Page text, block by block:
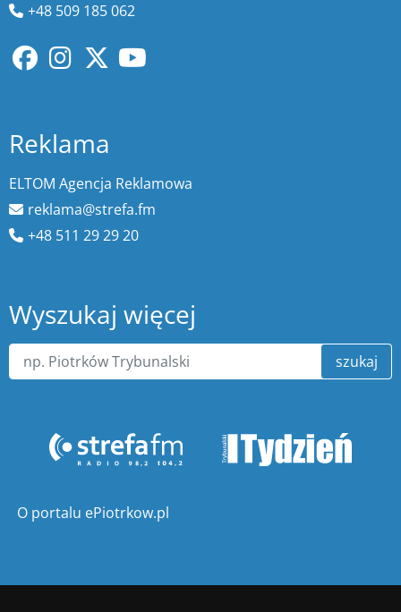
+48 509 185 062
Reklama
ELTOM Agencja Reklamowa
reklama@strefa.fm
+48 511 29 29 20
Wyszukaj więcej
szukaj
O portalu ePiotrkow.pl